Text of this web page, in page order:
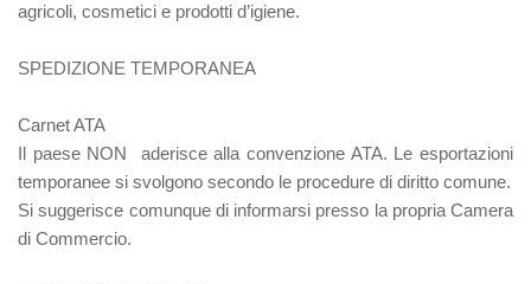
agricoli, cosmetici e prodotti d’igiene.
SPEDIZIONE TEMPORANEA
Carnet ATA
Il paese NON aderisce alla convenzione ATA. Le esportazioni
temporanee si svolgono secondo le procedure di diritto comune.
Si suggerisce comunque di informarsi presso la propria Camera
di Commercio.